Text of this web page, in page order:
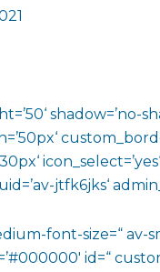
jtfk6jks‘
font-size=“ av-
id=“